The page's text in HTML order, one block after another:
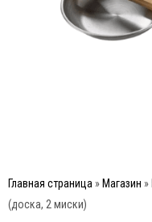
Главная страница » Магазин »
(доска, 2 миски)